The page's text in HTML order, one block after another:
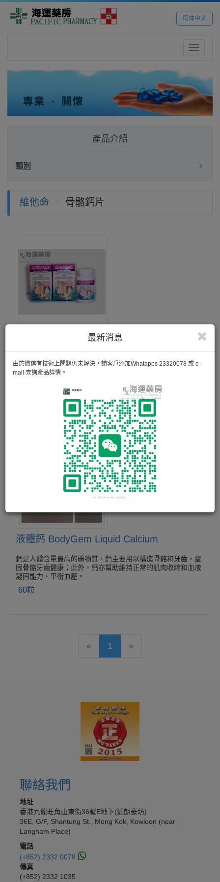
简体中文
Toggle
最新消息
由於微信有技術上問題仍未解決，請客戶添加Whatapps 23320078 或 e-
mail 查詢產品詳情。
產品介紹
類別
維他命 骨骼鈣片
鈣美婷骨質補充素 GUIDANCE CAL-MAG
WITH VIT D & ZINC TAB
缺乏鈣質而引起骨骼毛病，特別預防成人患骨質疏鬆現象，減
液體鈣 BodyGem Liquid Calcium
鈣是人體含量最高的礦物質，鈣主要用以構造骨骼和牙齒，鞏
固骨骼牙齒健康；此外，鈣亦幫助維持正常的肌肉收縮和血液
凝固能力、平衡血壓。
60粒
« 1 »
聯絡我們
地址
香港九龍旺角山東街36號E地下(近朗豪坊)
36E, G/F, Shantung St., Mong Kok, Kowloon (near
Langham Place)
電話
(+852) 2332 0078
傳真
(+852) 2332 1035